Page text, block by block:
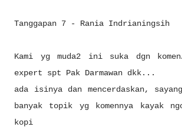
Tanggapan 7 - Rania Indrianingsih
Kami yg muda2 ini suka dgn
expert spt Pak Darmawan dkk...
ada isinya dan mencerdaskan,
banyak topik yg komennya kayak
kopi